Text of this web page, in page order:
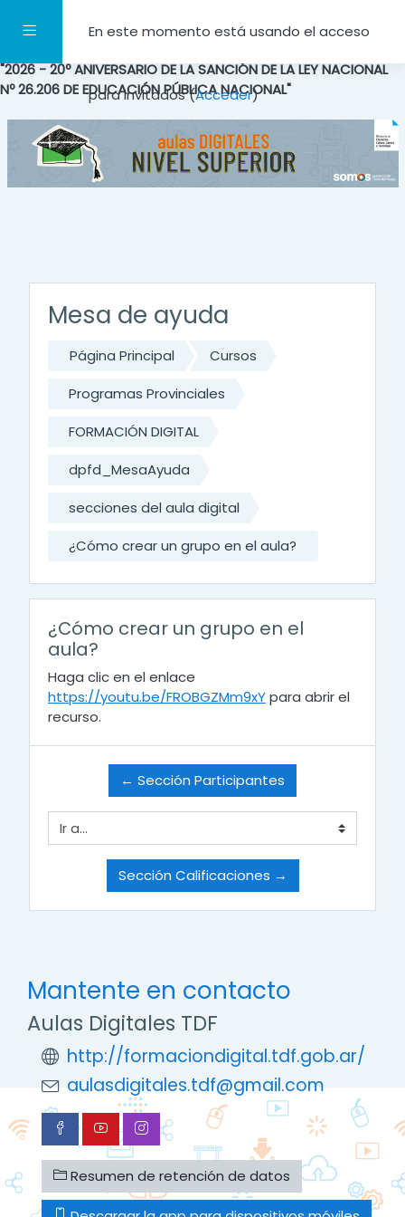
Panel lateralEn este momento está usando el acceso
para invitados (Acceder)
"2026 - 20º ANIVERSARIO DE LA SANCIÓN DE LA LEY NACIONAL
Nº 26.206 DE EDUCACIÓN PÚBLICA NACIONAL"
Mesa de ayuda
Página Principal
Cursos
Programas Provinciales
FORMACIÓN DIGITAL
dpfd_MesaAyuda
secciones del aula digital
¿Cómo crear un grupo en el aula?
¿Cómo crear un grupo en el
aula?
Haga clic en el enlace
https://youtu.be/FROBGZMm9xYpara abrir el
recurso.
← Sección Participantes
Ir a...
Sección Calificaciones →
Mantente en contacto
Aulas Digitales TDF
http://formaciondigital.tdf.gob.ar/
aulasdigitales.tdf@gmail.com
Resumen de retención de datos